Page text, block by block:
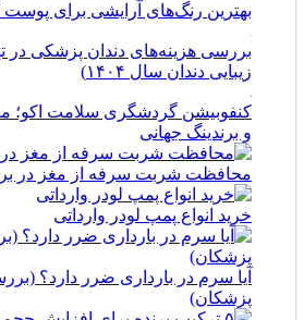
بهترین رنگ‌های آرایشی برای
بررسی هزینه‌های دندان پزشکی در
زیبایی دندان سال ۱۴۰۴)
کنفوبیشن گردشگری سلامت اکو؛
و برندینگ جهانی
محافظت شربت سرفه از مغز در
خرید انواع پمپ لودر وارداتی
آیا سرم در بارداری ضرر دارد؟
پزشکان)